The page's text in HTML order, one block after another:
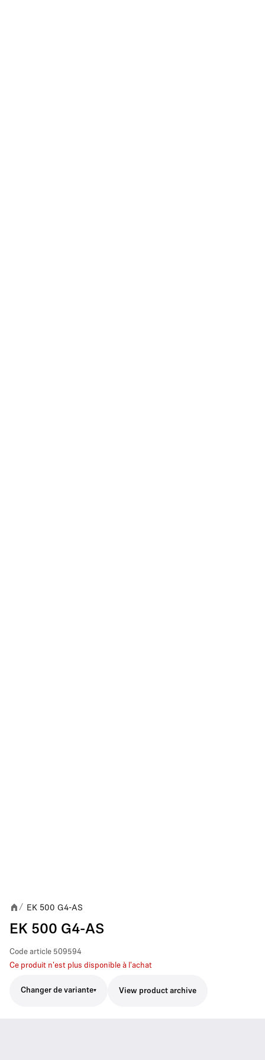
/ EK 500 G4-AS
EK 500 G4-AS
Code article 509594
Ce produit n'est plus disponible à l'achat
Changer de variante View product archive